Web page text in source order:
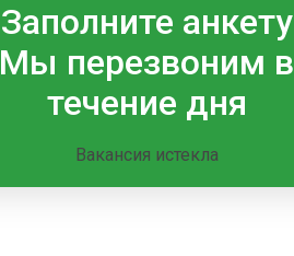
Заполните анкету
Мы перезвоним в
течение дня
Вакансия истекла